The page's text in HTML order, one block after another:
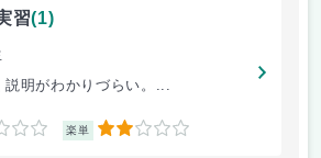
習(1)
説明がわかりづらい。...
楽単 2